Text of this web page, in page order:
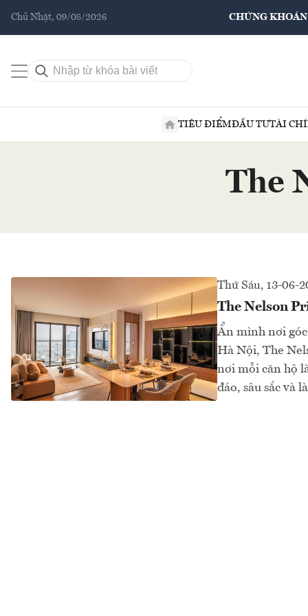
Chủ Nhật, 09/08/2026 CHỨNG KHOÁN
TIÊU ĐIỂMĐẦU TƯTÀI
The
Thứ Sáu, 13-06-
The Nelson
Ẩn mình nơi
Hà Nội, The
nơi mỗi căn hộ
đáo, sâu sắc và